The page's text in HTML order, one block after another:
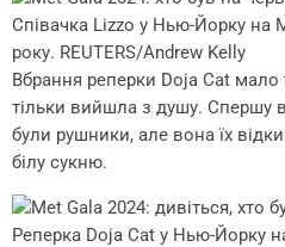
Співачка Lizzo у Нью-Йорку на
року. REUTERS/Andrew Kelly
Вбрання реперки Doja Cat
тільки вийшла з душу. Спершу в
були рушники, але вона їх
білу сукню.
Реперка Doja Cat у Нью-Йорку